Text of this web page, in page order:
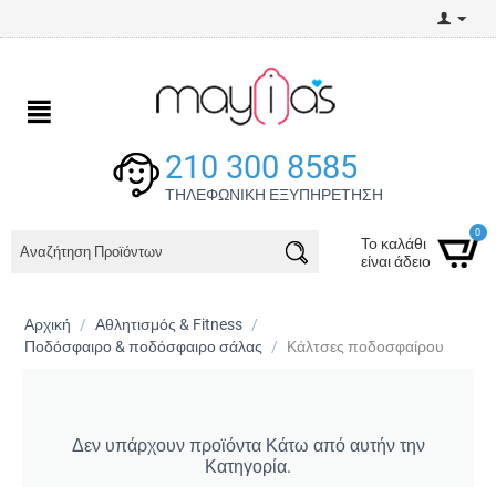
210 300 8585
ΤΗΛΕΦΩΝΙΚΗ ΕΞΥΠΗΡΕΤΗΣΗ
Το καλάθι
είναι άδειο
0
Αρχική / Αθλητισμός & Fitness /
Ποδόσφαιρο & ποδόσφαιρο σάλας
/ Κάλτσες ποδοσφαίρου
Δεν υπάρχουν προϊόντα Κάτω από αυτήν την
Κατηγορία.